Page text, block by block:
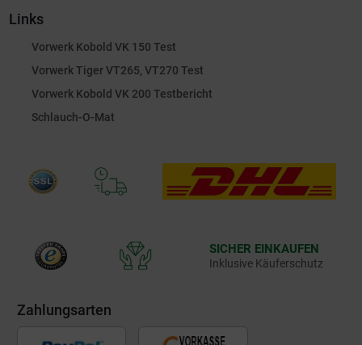
Links
Vorwerk Kobold VK 150 Test
Vorwerk Tiger VT265, VT270 Test
Vorwerk Kobold VK 200 Testbericht
Schlauch-O-Mat
SICHER EINKAUFEN
Inklusive Käuferschutz
Zahlungsarten